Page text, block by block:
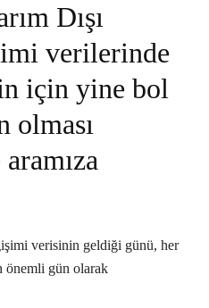
Dışı
verilerinde
için yine bol
olması
verisinin geldiği günü, her
önemli gün olarak